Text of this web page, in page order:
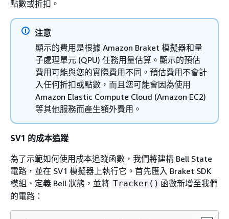
點數或折扣。
注意
顯示的費用是根據 Amazon Braket 模擬器和量
子處理單元 (QPU) 任務用量估算。顯示的預估
費用可能與您的實際費用不同。預估費用不會計
入任何折扣或點數，而且您可能會因為使用
Amazon Elastic Compute Cloud (Amazon EC2)
等其他服務而產生額外費用。
SV1 的成本追蹤
為了示範如何使用成本追蹤函數，我們將建構 Bell State
電路，並在 SV1 模擬器上執行它。首先匯入 Braket SDK
模組、定義 Bell 狀態，並將 Tracker() 函數新增至我們
的電路：